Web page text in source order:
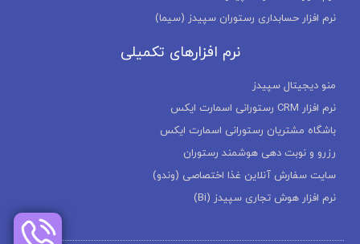
نرم افزار حسابداری رستوران سپیدز (سیما)
نرم افزارهای تکمیلی
منو دیجیتال سپیدز
نرم افزار CRM رستورانی اسمارت ایکس
باشگاه مشتریان رستورانی اسمارت ایکس
رزرو و نوبت دهی هوشمند رستوران
سایت سفارش آنلاین غذا اختصاصی (وندو)
نرم افزار هوش تجاری سپیدز (Bi)